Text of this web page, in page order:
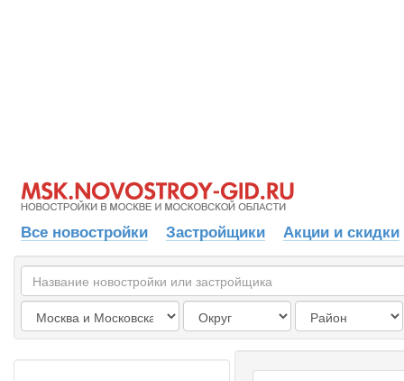
Все новостройки Застройщики Акции и скидки